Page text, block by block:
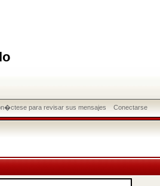
para revisar sus mensajes Conectarse